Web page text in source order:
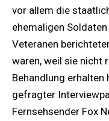
vor allem die
ehemaligen
Veteranen
waren, weil sie nicht
Behandlung
gefragter
Fernsehsender Fox